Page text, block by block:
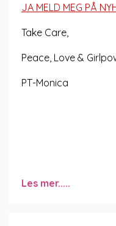
JA MELD MEG PÅ
Take Care,
Peace, Love &
PT-Monica
Les mer.....